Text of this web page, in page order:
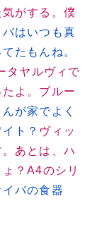
がする。僕
バはいつも真
たもんね。
タヤルヴィで
よ。ブルー
が家でよく
ト？ ヴィッ
あとは、ハ
？A4のシリ
バの食器